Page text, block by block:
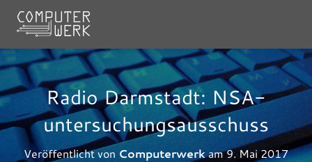
A
V
I
G
O
N
Radio Darmstadt: NSA-
untersuchungsausschuss
Veröffentlicht vonComputerwerkam9. Mai 2017